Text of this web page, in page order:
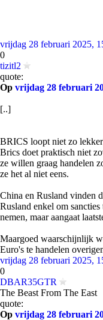
vrijdag 28 februari 2025,
0
tizitl2
quote:
Op vrijdag 28 februari
[..]
BRICS loopt niet zo
Brics doet praktisch niet
ze willen graag handelen
ze het al niet eens.
China en Rusland vinden
Rusland enkel om
nemen, maar aangaat
Maargoed waarschijnlijk
Euro's te handelen
vrijdag 28 februari 2025,
0
DBAR35GTR
The Beast From The East
quote:
Op vrijdag 28 februari